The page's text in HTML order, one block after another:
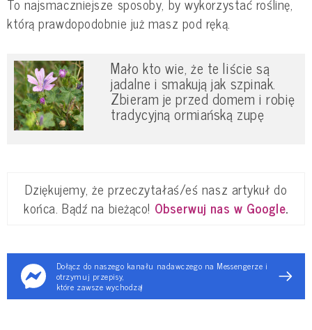
To najsmaczniejsze sposoby, by wykorzystać roślinę,
którą prawdopodobnie już masz pod ręką.
Mało kto wie, że te liście są
jadalne i smakują jak szpinak.
Zbieram je przed domem i robię
tradycyjną ormiańską zupę
Dziękujemy, że przeczytałaś/eś nasz artykuł do
końca. Bądź na bieżąco! Obserwuj nas w Google.
Dołącz do naszego kanału nadawczego na Messengerze i
otrzymuj przepisy,
które zawsze wychodzą!